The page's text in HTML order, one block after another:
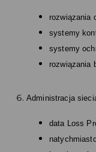
rozwiązania
systemy
systemy
rozwiązania
Administracja
data Loss